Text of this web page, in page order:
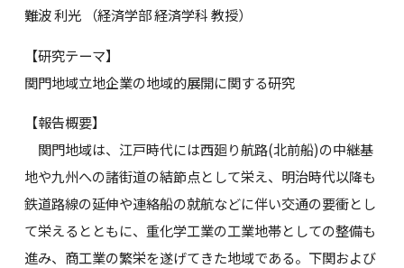
難波 利光 （経済学部 経済学科 教授）
【研究テーマ】
関門地域立地企業の地域的展開に関する研究
【報告概要】
関門地域は、江戸時代には西廻り航路(北前船)の中継基
地や九州への諸街道の結節点として栄え、明治時代以降も
鉄道路線の延伸や連絡船の就航などに伴い交通の要衝とし
て栄えるとともに、重化学工業の工業地帯としての整備も
進み、商工業の繁栄を遂げてきた地域である。下関および